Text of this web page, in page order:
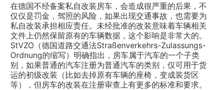
在德国不经备案私自改装房车，会造成很严重的后果，不
仅仅是罚金，驾照的风险，如果出现交通事故，也需要为
私自改装承担相应责任。未经批准的改装意味着车辆相关
文件上仍然保留原有的车辆数据，这个影响是非常大的。
StVZO（德国道路交通法Straßenverkehrs-Zulassungs-
Ordnung的缩写）明确指出，房车属于汽车的一个子类
别，如果普通的汽车注册为普通汽车的类别，仅可用于货
运的初级改装（比如去掉原有车辆的座椅，变成装货区
等），但房车的改装在注册审查上有更多的标准和要求。